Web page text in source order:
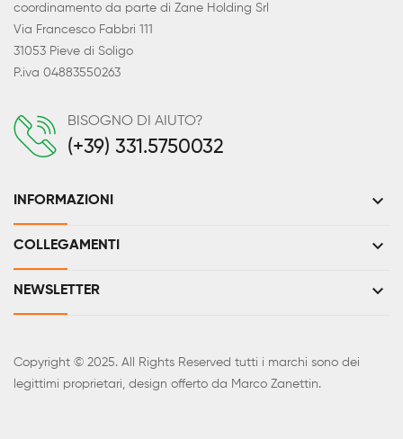
coordinamento da parte di Zane Holding Srl
Via Francesco Fabbri 111
31053 Pieve di Soligo
P.iva 04883550263
BISOGNO DI AIUTO?
(+39) 331.5750032
INFORMAZIONI keyboard_arrow_down
COLLEGAMENTI keyboard_arrow_down
NEWSLETTER keyboard_arrow_down
Copyright © 2025. All Rights Reserved tutti i marchi sono dei
legittimi proprietari, design offerto da Marco Zanettin.